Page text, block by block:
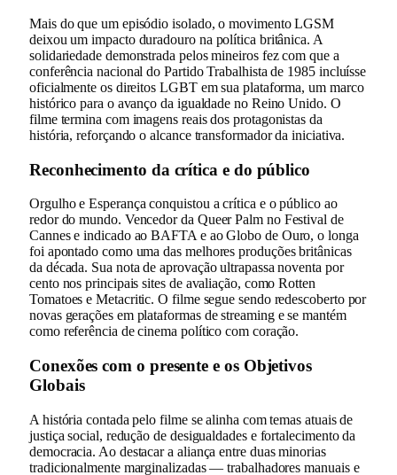
Mais do que um episódio isolado, o movimento LGSM
deixou um impacto duradouro na política britânica. A
solidariedade demonstrada pelos mineiros fez com que a
conferência nacional do Partido Trabalhista de 1985 incluísse
oficialmente os direitos LGBT em sua plataforma, um marco
histórico para o avanço da igualdade no Reino Unido. O
filme termina com imagens reais dos protagonistas da
história, reforçando o alcance transformador da iniciativa.
Reconhecimento da crítica e do público
Orgulho e Esperança conquistou a crítica e o público ao
redor do mundo. Vencedor da Queer Palm no Festival de
Cannes e indicado ao BAFTA e ao Globo de Ouro, o longa
foi apontado como uma das melhores produções britânicas
da década. Sua nota de aprovação ultrapassa noventa por
cento nos principais sites de avaliação, como Rotten
Tomatoes e Metacritic. O filme segue sendo redescoberto por
novas gerações em plataformas de streaming e se mantém
como referência de cinema político com coração.
Conexões com o presente e os Objetivos
Globais
A história contada pelo filme se alinha com temas atuais de
justiça social, redução de desigualdades e fortalecimento da
democracia. Ao destacar a aliança entre duas minorias
tradicionalmente marginalizadas — trabalhadores manuais e